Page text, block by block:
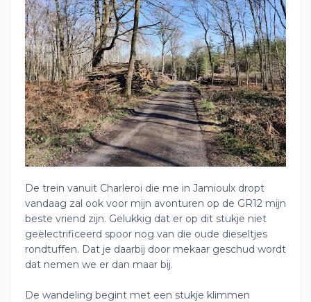
De trein vanuit Charleroi die me in Jamioulx dropt
vandaag zal ook voor mijn avonturen op de GR12 mijn
beste vriend zijn. Gelukkig dat er op dit stukje niet
geëlectrificeerd spoor nog van die oude dieseltjes
rondtuffen. Dat je daarbij door mekaar geschud wordt
dat nemen we er dan maar bij.
De wandeling begint met een stukje klimmen